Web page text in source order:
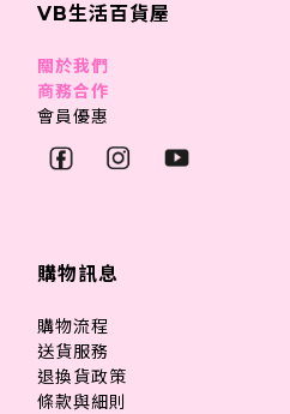
VB生活百貨屋
關於我們
商務合作
會員優惠
購物訊息
購物流程
送貨服務
退換貨政策
條款與細則